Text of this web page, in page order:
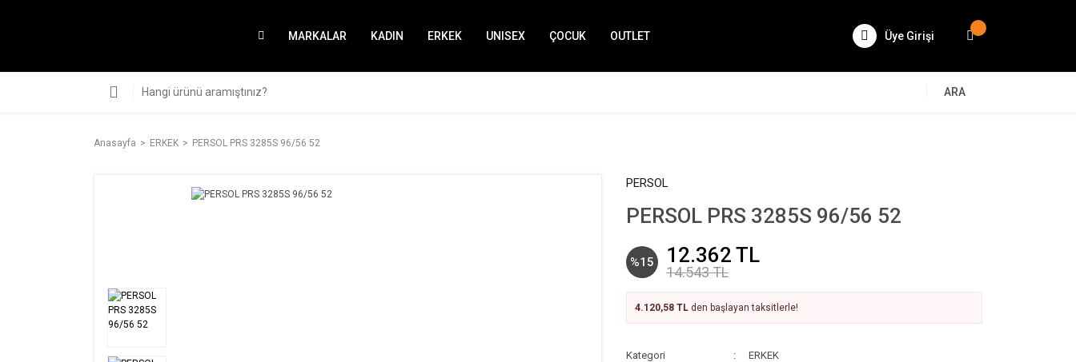
MARKALAR KADIN ERKEK UNISEX ÇOCUK OUTLET Üye Girişi
ARA
Anasayfa ERKEK PERSOL PRS 3285S 96/56 52
PERSOL
PERSOL PRS 3285S 96/56 52
%15 12.362 TL
14.543 TL
4.120,58 TL den başlayan taksitlerle!
Kategori ERKEK